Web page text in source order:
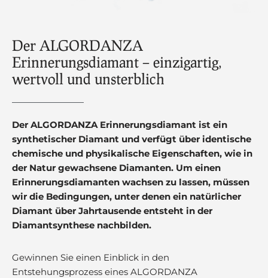
Der ALGORDANZA
Erinnerungsdiamant – einzigartig,
wertvoll und unsterblich
Der ALGORDANZA Erinnerungsdiamant ist ein
synthetischer Diamant und verfügt über identische
chemische und physikalische Eigenschaften, wie in
der Natur gewachsene Diamanten. Um einen
Erinnerungsdiamanten wachsen zu lassen, müssen
wir die Bedingungen, unter denen ein natürlicher
Diamant über Jahrtausende entsteht in der
Diamantsynthese nachbilden.
Gewinnen Sie einen Einblick in den
Entstehungsprozess eines ALGORDANZA